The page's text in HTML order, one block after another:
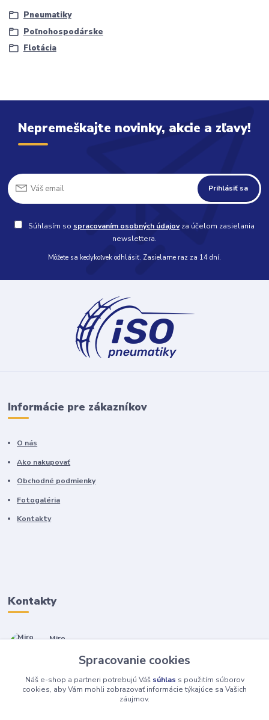
Pneumatiky
Poľnohospodárske
Flotácia
Nepremeškajte novinky, akcie a zľavy!
Prihlásiť sa
Súhlasím so spracovaním osobných údajovza účelom zasielania
newslettera.
Môžete sa kedykoľvek odhlásiť. Zasielame raz za 14 dní.
Informácie pre zákazníkov
O nás
Ako nakupovať
Obchodné podmienky
Fotogaléria
Kontakty
Kontakty
Miro
(Po-Pia, 7-17 hod.)
isopneumatiky@isopneumatiky.sk
Spracovanie cookies
Náš e-shop a partneri potrebujú Váš súhlas s použitím súborov
cookies, aby Vám mohli zobrazovať informácie týkajúce sa Vašich
záujmov.